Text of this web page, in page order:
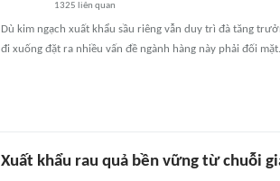
1325 liên quan
Dù kim ngạch xuất khẩu sầu riêng vẫn duy trì đà tăng
đi xuống đặt ra nhiều vấn đề ngành hàng này phải đối mặt.
Xuất khẩu rau quả bền vững từ chuỗi